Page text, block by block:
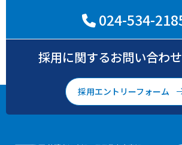
024-534-
採用に関するお問い合わ
採用エントリーフォーム